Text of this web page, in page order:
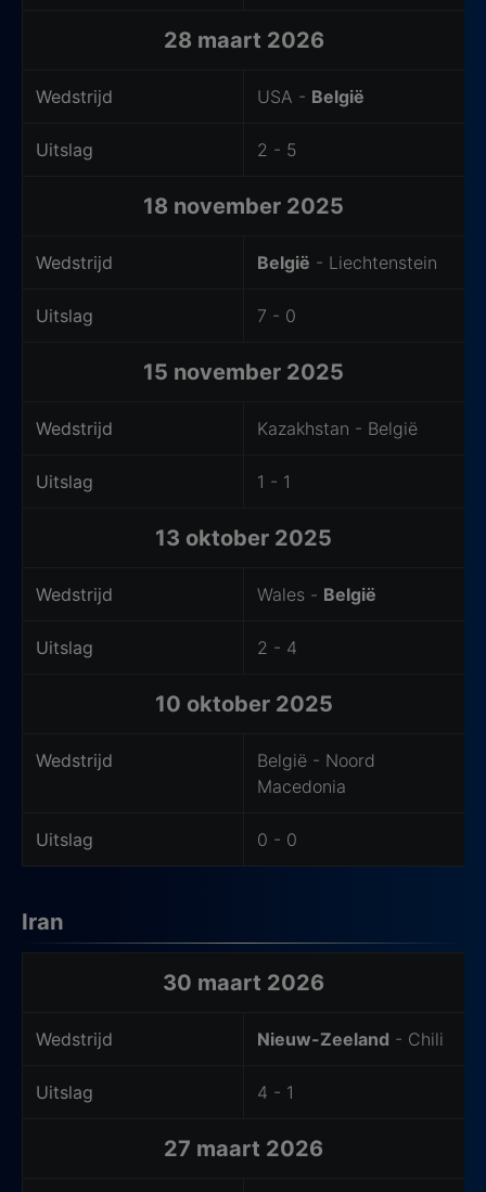
28 maart 2026
Wedstrijd USA - België
Uitslag 2 - 5
18 november 2025
Wedstrijd België - Liechtenstein
Uitslag 7 - 0
15 november 2025
Wedstrijd Kazakhstan - België
Uitslag 1 - 1
13 oktober 2025
Wedstrijd Wales - België
Uitslag 2 - 4
10 oktober 2025
Wedstrijd
België - Noord
Macedonia
Uitslag 0 - 0
Iran
30 maart 2026
Wedstrijd Nieuw-Zeeland - Chili
Uitslag 4 - 1
27 maart 2026